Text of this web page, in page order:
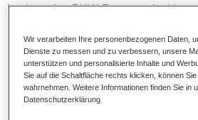
hochwertige PKW-
Produktmerkmale
Einfach und schnell zu
Bietet eine hohe
Effektausrichtung.
Fördert kurze Prozesszeiten.
Wir verarbeiten Ihre personenbezogenen Daten,
Dienste zu messen und zu verbessern, unsere
unterstützen und personalisierte Inhalte und
Sie auf die Schaltfläche rechts klicken, können
wahrnehmen. Weitere Informationen finden Sie in
Datenschutzerklärung